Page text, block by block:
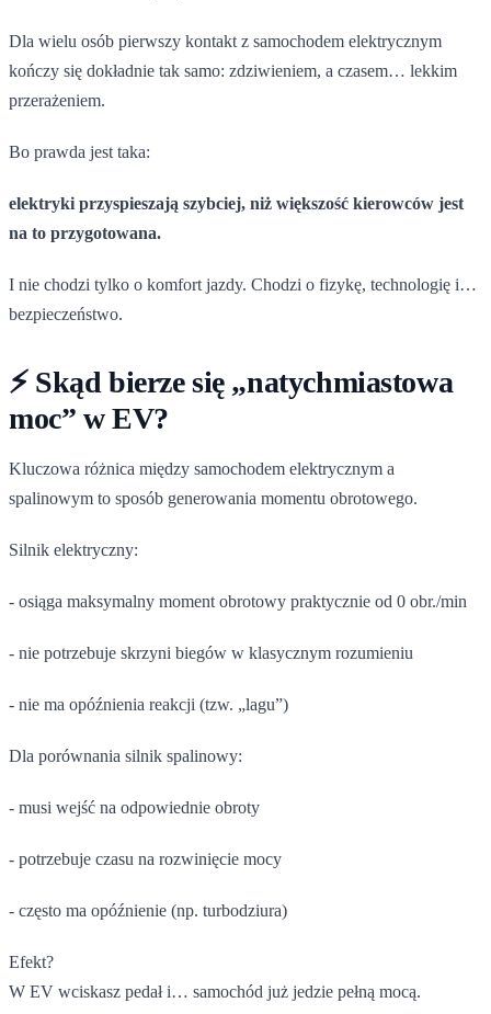
Dla wielu osób pierwszy kontakt z samochodem elektrycznym
kończy się dokładnie tak samo: zdziwieniem, a czasem… lekkim
przerażeniem.
Bo prawda jest taka:
elektryki przyspieszają szybciej, niż większość kierowców jest
na to przygotowana.
I nie chodzi tylko o komfort jazdy. Chodzi o fizykę, technologię i…
bezpieczeństwo.
⚡ Skąd bierze się „natychmiastowa
moc” w EV?
Kluczowa różnica między samochodem elektrycznym a
spalinowym to sposób generowania momentu obrotowego.
Silnik elektryczny:
- osiąga maksymalny moment obrotowy praktycznie od 0 obr./min
- nie potrzebuje skrzyni biegów w klasycznym rozumieniu
- nie ma opóźnienia reakcji (tzw. „lagu”)
Dla porównania silnik spalinowy:
- musi wejść na odpowiednie obroty
- potrzebuje czasu na rozwinięcie mocy
- często ma opóźnienie (np. turbodziura)
Efekt?
W EV wciskasz pedał i… samochód już jedzie pełną mocą.